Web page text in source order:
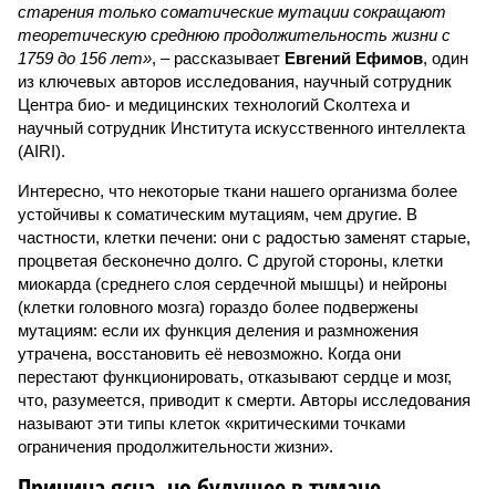
старения только соматические мутации сокращают
теоретическую среднюю продолжительность жизни с
1759 до 156 лет», – рассказывает Евгений Ефимов, один
из ключевых авторов исследования, научный сотрудник
Центра био- и медицинских технологий Сколтеха и
научный сотрудник Института искусственного интеллекта
(AIRI).
Интересно, что некоторые ткани нашего организма более
устойчивы к соматическим мутациям, чем другие. В
частности, клетки печени: они с радостью заменят старые,
процветая бесконечно долго. С другой стороны, клетки
миокарда (среднего слоя сердечной мышцы) и нейроны
(клетки головного мозга) гораздо более подвержены
мутациям: если их функция деления и размножения
утрачена, восстановить её невозможно. Когда они
перестают функционировать, отказывают сердце и мозг,
что, разумеется, приводит к смерти. Авторы исследования
называют эти типы клеток «критическими точками
ограничения продолжительности жизни».